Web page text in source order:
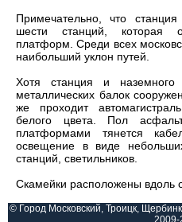
Примечательно, что
шести станций, которая
платформ. Среди всех
наибольший уклон путей.
Хотя станция и
металлических балок
же проходит
белого цвета. Пол
платформами тянется
освещение в виде
станций, светильников.
Скамейки расположены вдоль
© Город Московский, Троицк,
2009-